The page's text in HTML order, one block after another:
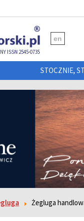
ISSN 2545-0735
en
STOCZNIE,
Żegluga